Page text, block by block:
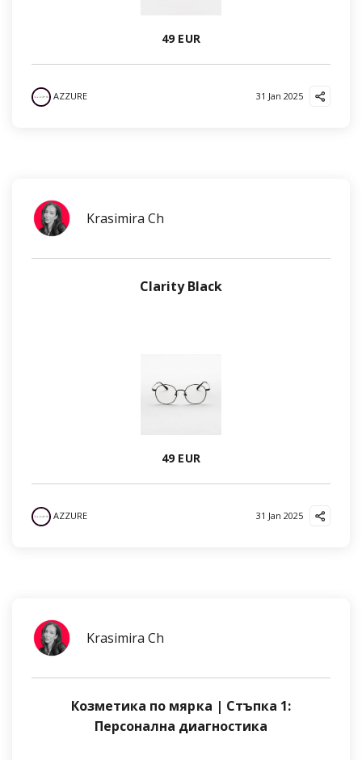
49 EUR
AZZURE 31 Jan 2025
Krasimira Ch
Clarity Black
49 EUR
AZZURE 31 Jan 2025
Krasimira Ch
Козметика по мярка | Стъпка 1:
Персонална диагностика